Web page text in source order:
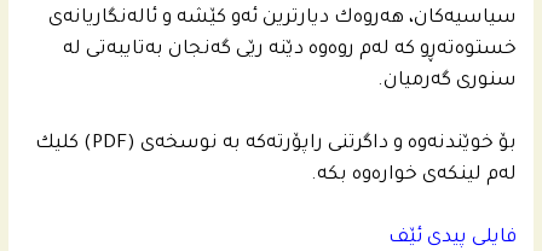
سیاسیه‌كان، هه‌روه‌ك دیارترین ئه‌و كێشه‌ و ئاله‌نگاریانه‌ى
خستوه‌ته‌ڕو كه‌ له‌م روه‌وه‌ دێنه‌ رێی گه‌نجان به‌تایبه‌تى له‌
سنورى گه‌رمیان.
بۆ خوێندنه‌وه‌ و داگرتنى راپۆرته‌كه‌ به‌ نوسخه‌ى (PDF) كلیك
له‌م لینكه‌ى خواره‌وه‌ بكه‌.
فایلی پیدی ئێف